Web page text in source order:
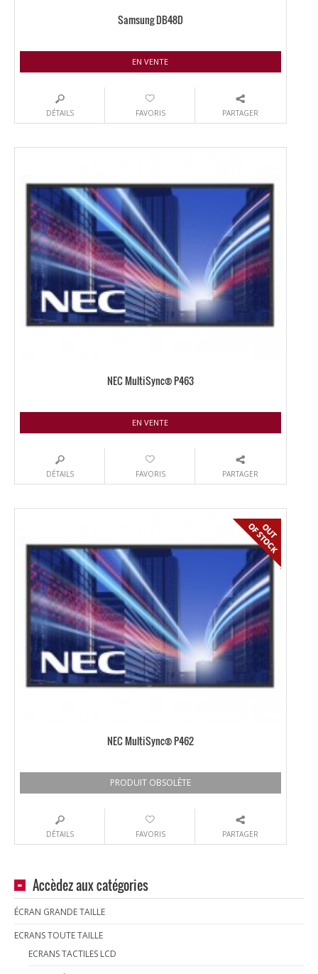
Samsung DB48D
EN VENTE
DÉTAILS FAVORIS PARTAGER
NEC MultiSync® P463
EN VENTE
DÉTAILS FAVORIS PARTAGER
NEC MultiSync® P462
PRODUIT OBSOLÈTE
DÉTAILS FAVORIS PARTAGER
Accèdez aux catégories
ÉCRAN GRANDE TAILLE
ECRANS TOUTE TAILLE
ECRANS TACTILES LCD